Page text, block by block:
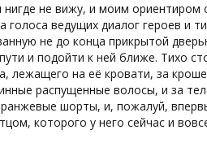
не вижу, и моим ориентиром
голоса ведущих диалог героев и
не до конца прикрытой
и подойти к ней ближе. Тихо
лежащего на её кровати, за
распущенные волосы, и за
шорты, и, пожалуй,
которого у него сейчас и